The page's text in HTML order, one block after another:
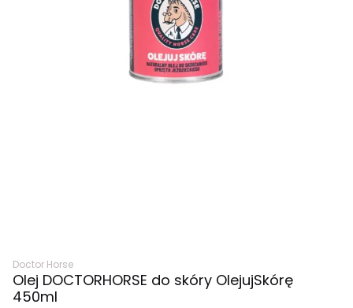
Doctor Horse
Olej DOCTORHORSE do skóry OlejujSkórę
450ml